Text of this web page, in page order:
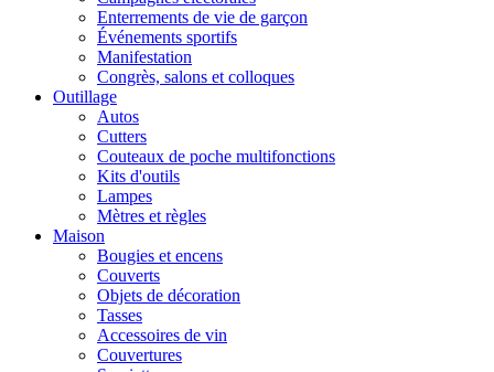
Enterrements de vie de garçon
Événements sportifs
Manifestation
Congrès, salons et colloques
Outillage
Autos
Cutters
Couteaux de poche multifonctions
Kits d'outils
Lampes
Mètres et règles
Maison
Bougies et encens
Couverts
Objets de décoration
Tasses
Accessoires de vin
Couvertures